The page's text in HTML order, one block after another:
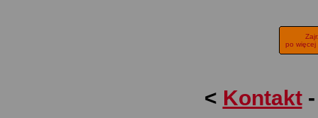
po więcej
< Kontakt